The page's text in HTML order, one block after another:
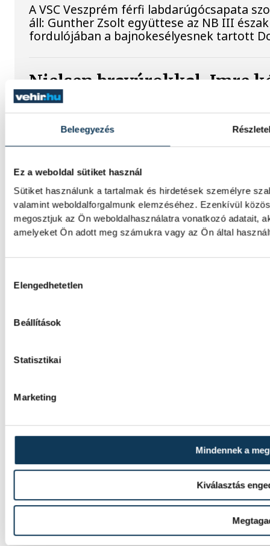
Beleegyezés
Ez a weboldal sütiket használ
Sütiket használunk a tartalmak és hirdetések személyre
valamint weboldalforgalmunk elemzéséhez. Ezenkívül
megosztjuk az Ön weboldalhasználatra vonatkozó adatait,
amelyeket Ön adott meg számukra vagy az Ön által
Elengedhetetlen
Beállítások
Statisztikai
Marketing
Mindennek a
Kiválasztás
A VSC Veszprém férfi labdarúgócsapata
áll: Gunther Zsolt együttese az NB III
fordulójában a bajnokesélyesnek tartott
Nielsen bravúrokkal, Imre
Veszprém-mezben
A bajnoki és Magyar Kupa-címvédő One
aratott az ETO University HT
és a találkozó nagy részében kézben
Női kézilabda ifjúsági vb: a
kikapott Dániától a
korosztályos világbajnokság csütörtöki
HunGarian Baja: japán
IMPRESSZUM
JOGI NYILATKOZAT